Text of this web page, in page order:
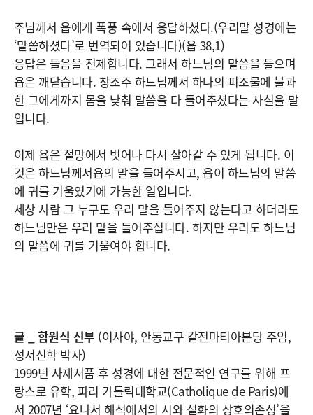
주님께서 욥에게 폭풍 속에서 응답하셨다.(우리말 성경에는
‘말씀하셨다’로 번역되어 있습니다)(욥 38,1)
응답은 들음을 전제합니다. 그래서 하느님의 말씀을 들으며
욥은 깨닫습니다. 창조주 하느님께서 하나의 피조물에 불과
한 그에게까지 몸을 낮춰 말씀을 다 들어주셨다는 사실을 말
입니다.
이제 욥은 절망에서 벗어나 다시 살아갈 수 있게 됩니다. 이
것은 하느님께서욥의 말을 들어주시고, 욥이 하느님의 말씀
에 귀를 기울였기에 가능한 일입니다.
세상 사람 그 누구도 우리 말을 들어주지 않는다고 하더라도
하느님만은 우리 말을 들어주십니다. 하지만 우리도 하느님
의 말씀에 귀를 기울여야 합니다.
글 _ 함원식 신부 (이사야, 안동교구 갈전마티아본당 주임,
성서신학 박사)
1999년 사제서품 후 성경에 대한 전문적인 연구를 위해 프
랑스로 유학, 파리 가톨릭대학교(Catholique de Paris)에
서 2007년 ‘요나서 해석에서의 시와 설화의 상호의존성’을